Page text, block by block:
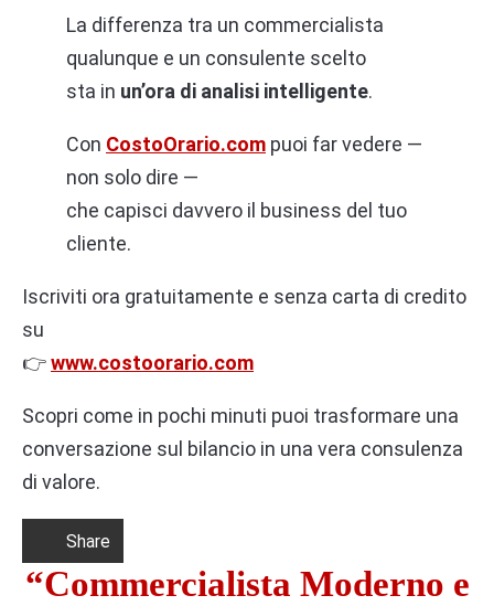
La differenza tra un commercialista
qualunque e un consulente scelto
sta in un’ora di analisi intelligente.
Con CostoOrario.com puoi far vedere —
non solo dire —
che capisci davvero il business del tuo
cliente.
Iscriviti ora gratuitamente e senza carta di credito
su
👉www.costoorario.com
Scopri come in pochi minuti puoi trasformare una
conversazione sul bilancio in una vera consulenza
di valore.
Share
“Commercialista Moderno e